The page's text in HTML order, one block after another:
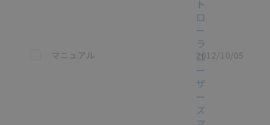
この資料を選択
マニュアル
ト
ロ
ー
ラ
ユ
ー
ザ
ー
ズ
2012/10/05